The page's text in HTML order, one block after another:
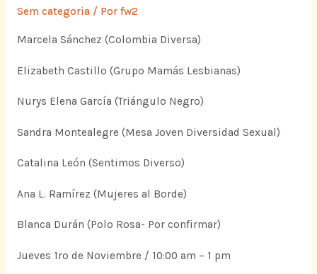
Sem categoria/ Por fw2
Marcela Sánchez (Colombia Diversa)
Elizabeth Castillo (Grupo Mamás Lesbianas)
Nurys Elena García (Triángulo Negro)
Sandra Montealegre (Mesa Joven Diversidad Sexual)
Catalina León (Sentimos Diverso)
Ana L. Ramírez (Mujeres al Borde)
Blanca Durán (Polo Rosa- Por confirmar)
Jueves 1ro de Noviembre / 10:00 am – 1 pm